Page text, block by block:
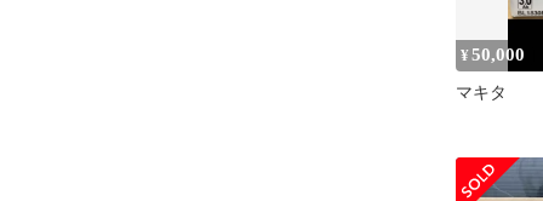
¥50,000
マキタ